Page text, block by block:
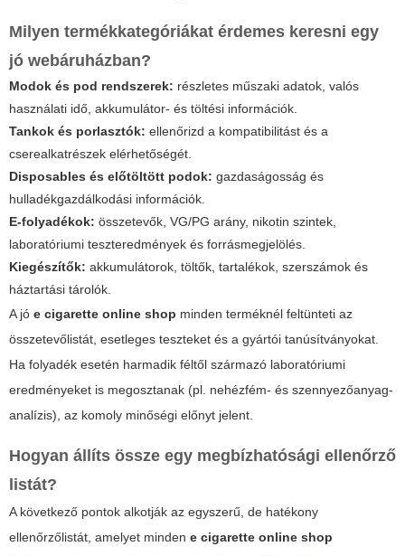
Milyen termékkategóriákat érdemes keresni egy
jó webáruházban?
Modok és pod rendszerek: részletes műszaki adatok, valós
használati idő, akkumulátor- és töltési információk.
Tankok és porlasztók: ellenőrizd a kompatibilitást és a
cserealkatrészek elérhetőségét.
Disposables és előtöltött podok: gazdaságosság és
hulladékgazdálkodási információk.
E-folyadékok: összetevők, VG/PG arány, nikotin szintek,
laboratóriumi teszteredmények és forrásmegjelölés.
Kiegészítők: akkumulátorok, töltők, tartalékok, szerszámok és
háztartási tárolók.
A jó e cigarette online shop minden terméknél feltünteti az
összetevőlistát, esetleges teszteket és a gyártói tanúsítványokat.
Ha folyadék esetén harmadik féltől származó laboratóriumi
eredményeket is megosztanak (pl. nehézfém- és szennyezőanyag-
analízis), az komoly minőségi előnyt jelent.
Hogyan állíts össze egy megbízhatósági ellenőrző
listát?
A következő pontok alkotják az egyszerű, de hatékony
ellenőrzőlistát, amelyet minden e cigarette online shop